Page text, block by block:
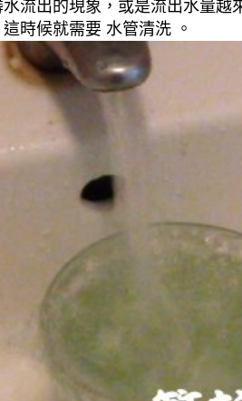
流出的現象，或是流出水量
時候就需要 水管清洗 。